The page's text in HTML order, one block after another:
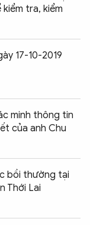
tra, kiểm
17-10-2019
minh thông tin
của anh Chu
bồi thường tại
Thới Lai